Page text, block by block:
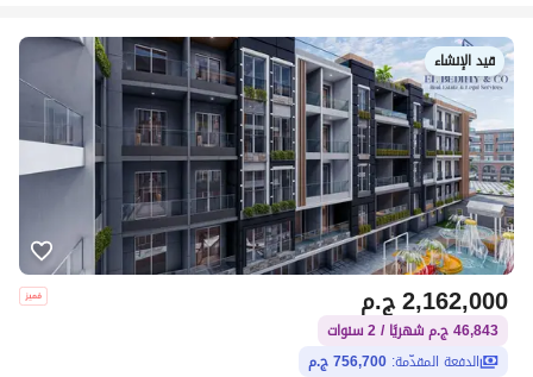
قيد الإنشاء
ج.م2,162,000
46,843 ج.م شهريًا / 2 سنوات
الدفعة المقدّمة: 756,700 ج.م